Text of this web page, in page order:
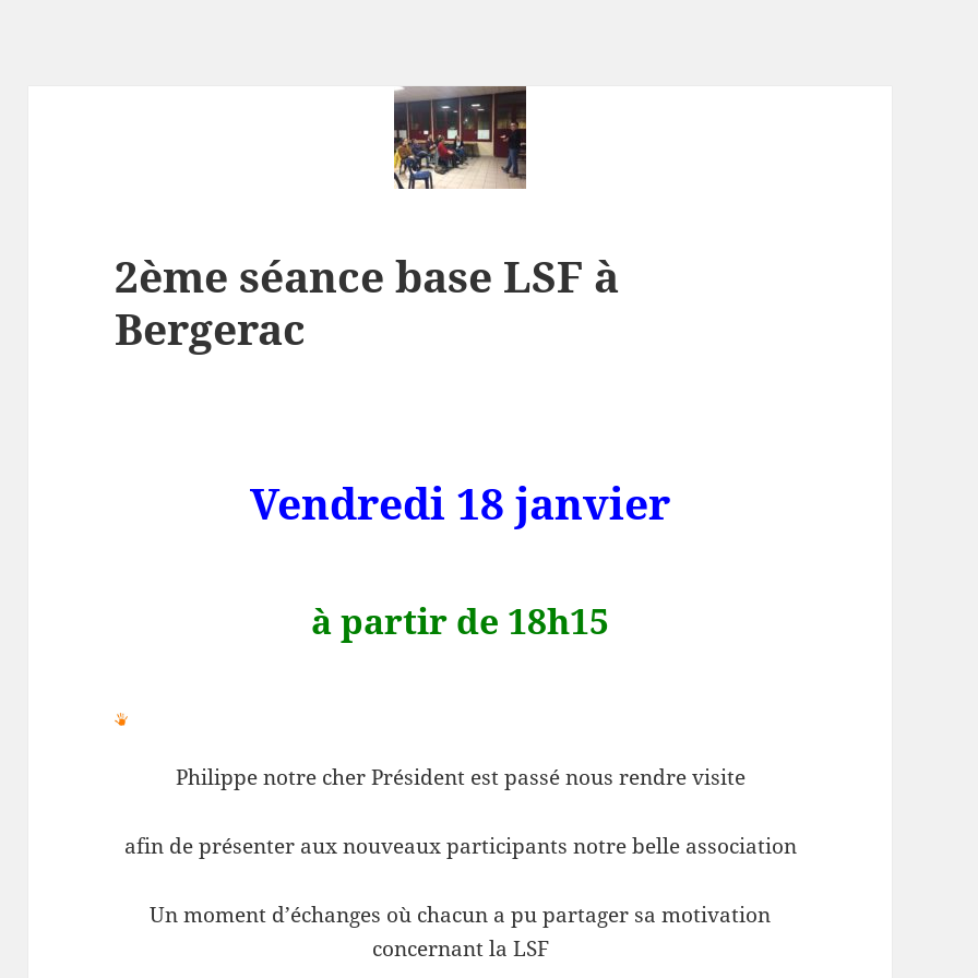
2ème séance base LSF à
Bergerac
Vendredi 18 janvier
à partir de 18h15
Philippe notre cher Président est passé nous rendre visite
afin de présenter aux nouveaux participants notre belle association
Un moment d’échanges où chacun a pu partager sa motivation
concernant la LSF